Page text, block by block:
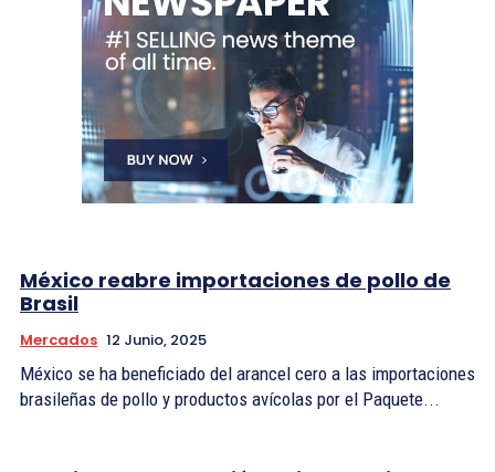
México reabre importaciones de pollo de
Brasil
Mercados 12 Junio, 2025
México se ha beneficiado del arancel cero a las importaciones
brasileñas de pollo y productos avícolas por el Paquete...